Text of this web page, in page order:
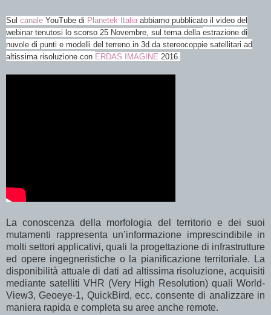
Sul canale YouTube di Planetek Italia abbiamo pubblicato il video del
webinar tenutosi lo scorso 25 Novembre, sul tema della estrazione di
nuvole di punti e modelli del terreno in 3d da stereocoppie satellitari ad
altissima risoluzione con ERDAS IMAGINE 2016.
La conoscenza della morfologia del territorio e dei suoi
mutamenti rappresenta un’informazione imprescindibile in
molti settori applicativi, quali la progettazione di infrastrutture
ed opere ingegneristiche o la pianificazione territoriale. La
disponibilità attuale di dati ad altissima risoluzione, acquisiti
mediante satelliti VHR (Very High Resolution) quali World-
View3, Geoeye-1, QuickBird, ecc. consente di analizzare in
maniera rapida e completa su aree anche remote.